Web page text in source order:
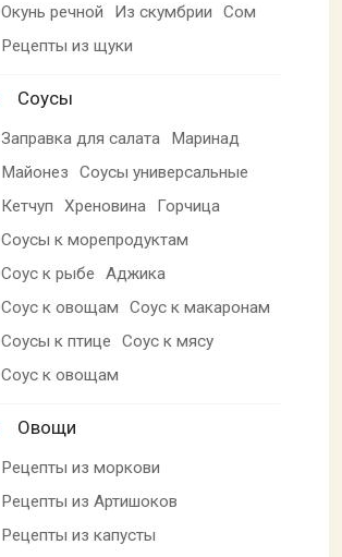
Окунь речной
Из скумбрии
Сом
Рецепты из щуки
Соусы
Заправка для салата
Маринад
Майонез
Соусы универсальные
Кетчуп
Хреновина
Горчица
Соусы к морепродуктам
Соус к рыбе
Аджика
Соус к овощам
Соус к макаронам
Соусы к птице
Соус к мясу
Соус к овощам
Овощи
Рецепты из моркови
Рецепты из Артишоков
Рецепты из капусты